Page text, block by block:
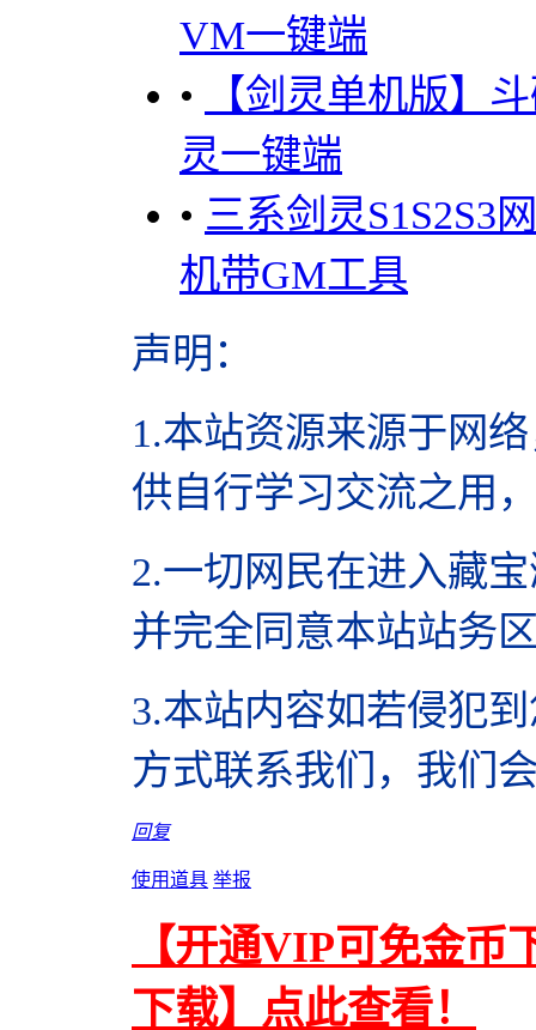
VM一键端
•
【剑灵单机版】
灵一键端
• 三系剑灵S1S2S3
机带GM工具
声明 ：
1.本站资源来源于网
供自行学习交流之用
2.一切网民在进入藏
并完全同意本站站务
3.本站内容如若侵犯
方式联系我们，我们
回复
使用道具 举报
【开通VIP可免金
下载】点此查看！